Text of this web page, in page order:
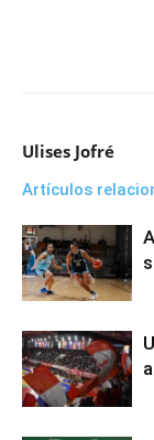
Ulises Jofré
Artículos